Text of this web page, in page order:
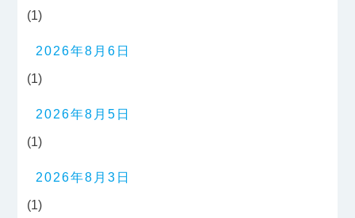
(1)
2026年8月6日
(1)
2026年8月5日
(1)
2026年8月3日
(1)